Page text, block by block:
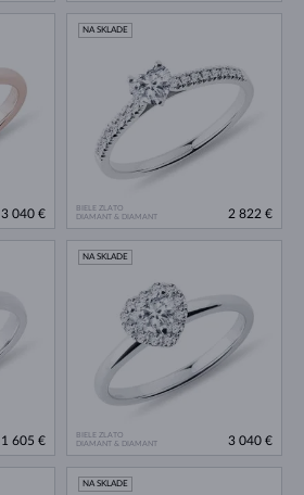
3 040 €
BIELE ZLATO
DIAMANT & DIAMANT
NA SKLADE
2 822 €
1 605 €
BIELE ZLATO
DIAMANT & DIAMANT
NA SKLADE
3 040 €
NA SKLADE